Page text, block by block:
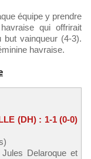
équipe y prendre
qui offrirait
vainqueur (4-3).
havraise.
(DH) : 1-1 (0-0)
Delaroque et